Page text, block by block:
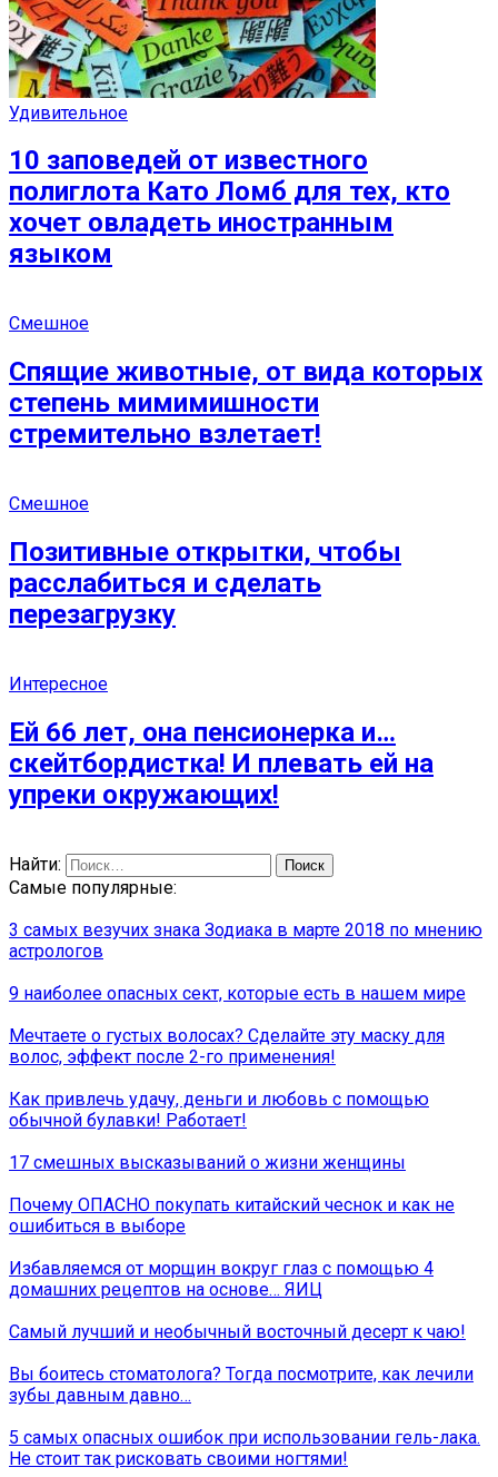
Удивительное
10 заповедей от известного
полиглота Като Ломб для тех, кто
хочет овладеть иностранным
языком
Смешное
Спящие животные, от вида которых
степень мимимишности
стремительно взлетает!
Смешное
Позитивные открытки, чтобы
расслабиться и сделать
перезагрузку
Интересное
Ей 66 лет, она пенсионерка и…
скейтбордистка! И плевать ей на
упреки окружающих!
Найти:
Самые популярные:
3 самых везучих знака Зодиака в марте 2018 по мнению
астрологов
9 наиболее опасных сект, которые есть в нашем мире
Мечтаете о густых волосах? Сделайте эту маску для
волос, эффект после 2-го применения!
Как привлечь удачу, деньги и любовь с помощью
обычной булавки! Работает!
17 смешных высказываний о жизни женщины
Почему ОПАСНО покупать китайский чеснок и как не
ошибиться в выборе
Избавляемся от морщин вокруг глаз с помощью 4
домашних рецептов на основе… ЯИЦ
Самый лучший и необычный восточный десерт к чаю!
Вы боитесь стоматолога? Тогда посмотрите, как лечили
зубы давным давно…
5 самых опасных ошибок при использовании гель-лака.
Не стоит так рисковать своими ногтями!